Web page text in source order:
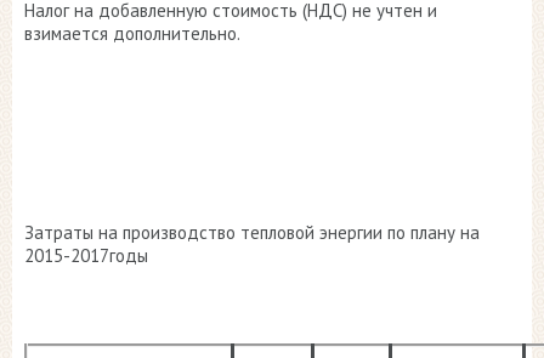
Налог на добавленную стоимость (НДС) не учтен и
взимается дополнительно.
Затраты на производство тепловой энергии по плану на
2015-2017годы